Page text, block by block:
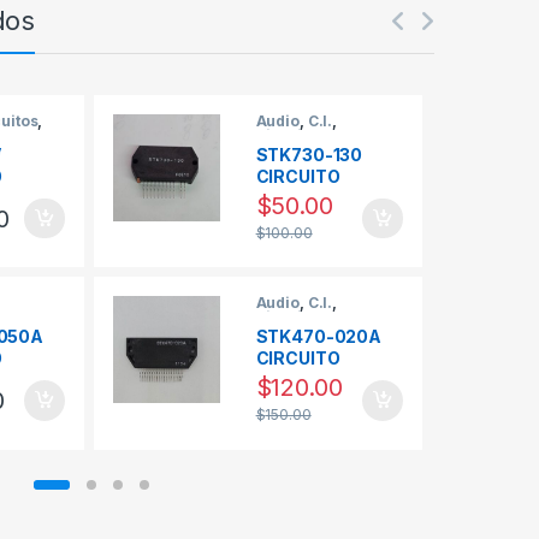
,
para
Audio, C.I.
Circuitos
STK730-130
CIRCUITO
INTEGRADO
REGULADOR
MARCA SANYO
$50.00
$100.00
Audio, C.I.,
Circuitos
STK470-020A
CIRCUITO
INTEGRADO
REGULADOR
MARCA SANYO
$120.00
$150.00